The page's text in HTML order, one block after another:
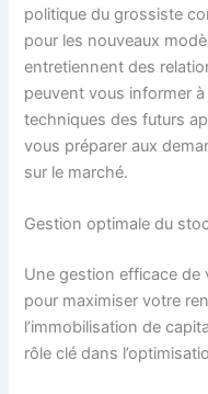
politique du grossiste
pour les nouveaux
entretiennent des
peuvent vous informer à
techniques des futurs
vous préparer aux
sur le marché.
Gestion optimale du
Une gestion efficace de
pour maximiser votre
l’immobilisation de
rôle clé dans